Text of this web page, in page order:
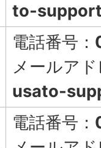
to-
電話番号：
メールア
usato-
電話番号：